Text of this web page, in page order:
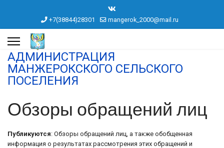
+7(38844)28301 mangerok_2000@mail.ru
АДМИНИСТРАЦИЯ
МАНЖЕРОКСКОГО СЕЛЬСКОГО
ПОСЕЛЕНИЯ
Обзоры обращений лиц
Публикуются: Обзоры обращений лиц, а также обобщенная
информация о результатах рассмотрения этих обращений и